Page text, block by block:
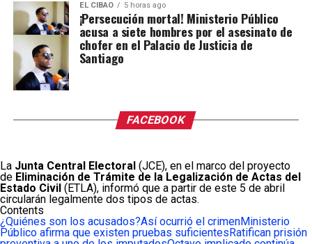
EL CIBAO 5 horas ago
¡Persecución mortal! Ministerio Público
acusa a siete hombres por el asesinato de
chofer en el Palacio de Justicia de
Santiago
FACEBOOK
La Junta Central Electoral (JCE), en el marco del proyecto
de Eliminación de Trámite de la Legalización de Actas del
Estado Civil (ETLA), informó que a partir de este 5 de abril
circularán legalmente dos tipos de actas.
Contents
¿Quiénes son los acusados?Así ocurrió el crimenMinisterio
Público afirma que existen pruebas suficientes Ratifican prisión